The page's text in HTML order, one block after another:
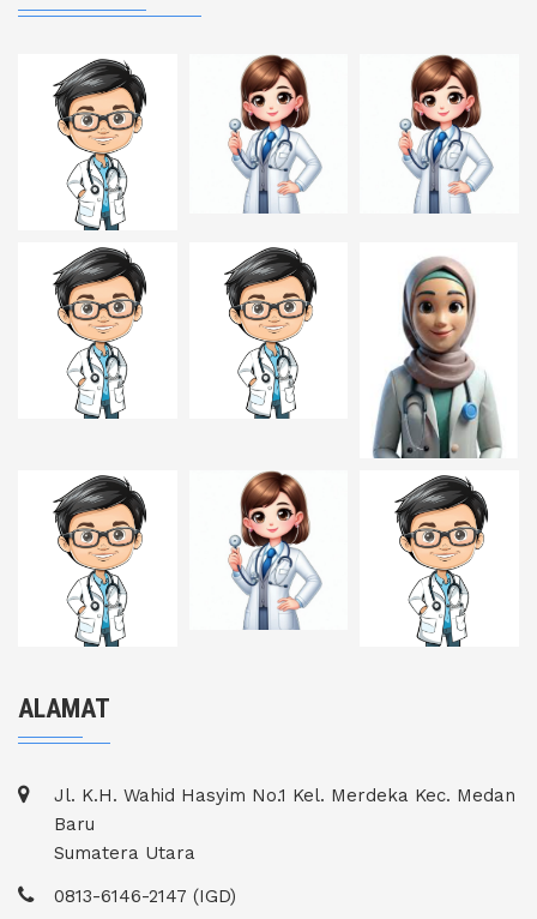
ALAMAT
Jl. K.H. Wahid Hasyim No.1 Kel. Merdeka Kec. Medan
Baru
Sumatera Utara
0813-6146-2147 (IGD)